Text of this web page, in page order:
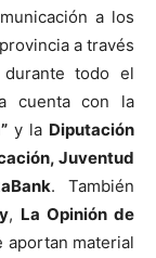
a los
a través
todo el
cuenta con la
y la Diputación
Juventud
. También
, La Opinión de
aportan material